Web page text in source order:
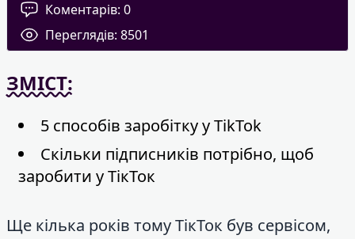
Коментарів: 0
Переглядів: 8501
ЗМІСТ:
5 способів заробітку у TikTok
Скільки підписників потрібно, щоб
заробити у ТікТок
Ще кілька років тому ТікТок був сервісом,